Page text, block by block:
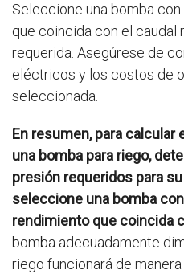
Seleccione una bomba
que coincida con el caudal
requerida. Asegúrese de
eléctricos y los costos de
seleccionada.
En resumen, para calcular
una bomba para riego,
presión requeridos para
seleccione una bomba
rendimiento que coincida
bomba adecuadamente
riego funcionará de